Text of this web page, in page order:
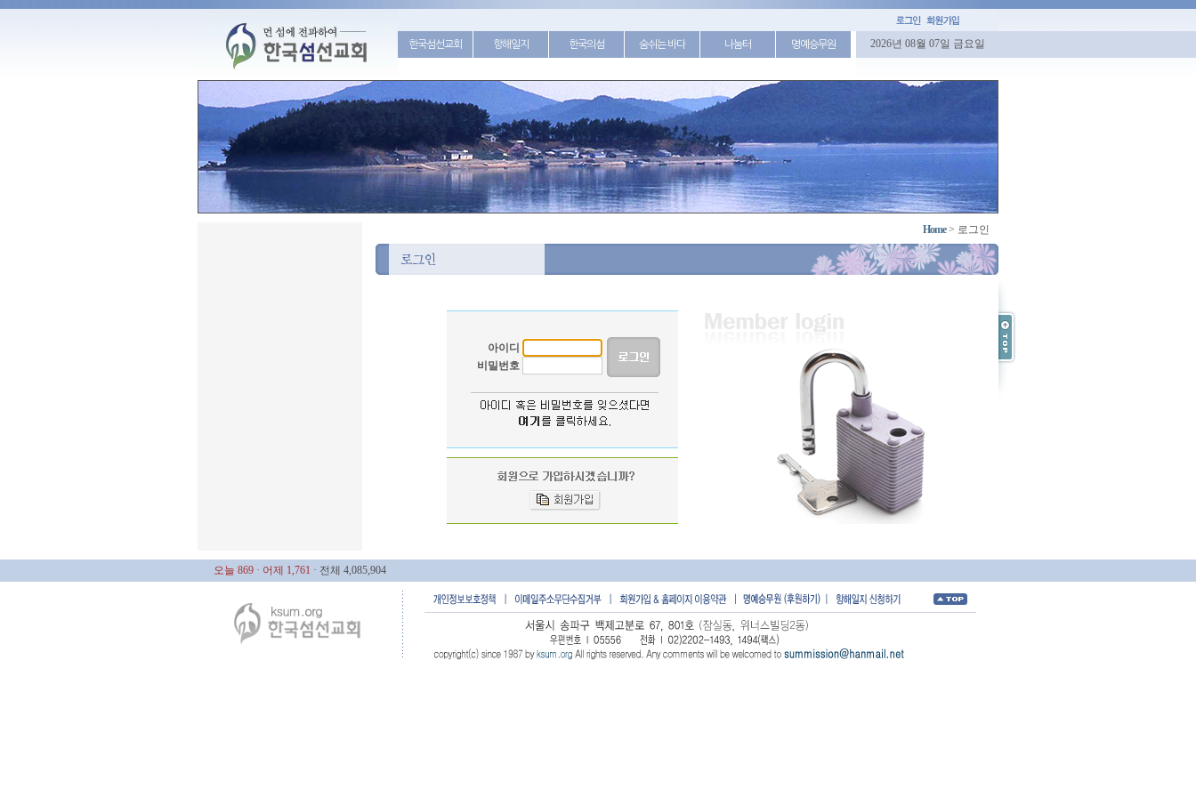
한국섬선교회 항해일지 한국의섬 숨쉬는 바다 나눔터 명예승무원 2026년 08월 07일 금요일
Home> 로그인
아이디
비밀번호
오늘 869 · 어제 1,761 · 전체 4,085,904